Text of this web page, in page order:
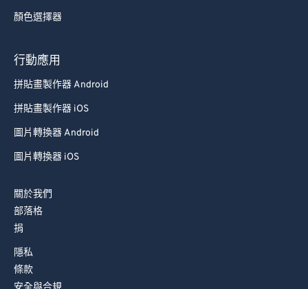
顏色選擇器
行動應用
拼貼畫製作器 Android
拼貼畫製作器 iOS
圖片轉換器 Android
圖片轉換器 iOS
關於我們
部落格
捐
隱私
條款